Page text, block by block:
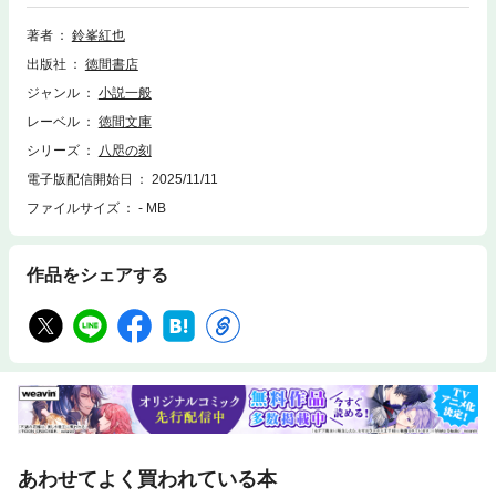
き続けた恨みを晴らし、江戸を我が物にすること。巧妙な手を使い綱吉を
操り、着実に復讐の駒を進めていた。その企みに気が付いた水戸徳川家の
て戻ったのは、ただ一人。その者さえ、隆光が差し向けた手下と交えた一
戦が災い、帰参早々事切れた。最後の望みを託し、光圀は熊野に住まう“あ
―。●目次怨呪呪怨授恩第一章第二章第三章第四章
著者
鈴峯紅也
出版社
徳間書店
ジャンル
小説一般
レーベル
徳間文庫
シリーズ
八咫の刻
電子版配信開始日
2025/11/11
ファイルサイズ
- MB
作品をシェアする
あわせてよく買われている本